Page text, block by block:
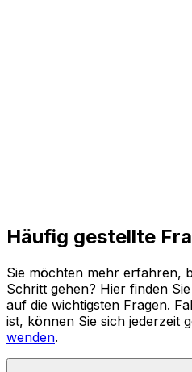
Häufig gestellte
Sie möchten mehr erfahren,
Schritt gehen? Hier finden
auf die wichtigsten Fragen.
ist, können Sie sich jederzeit
wenden.